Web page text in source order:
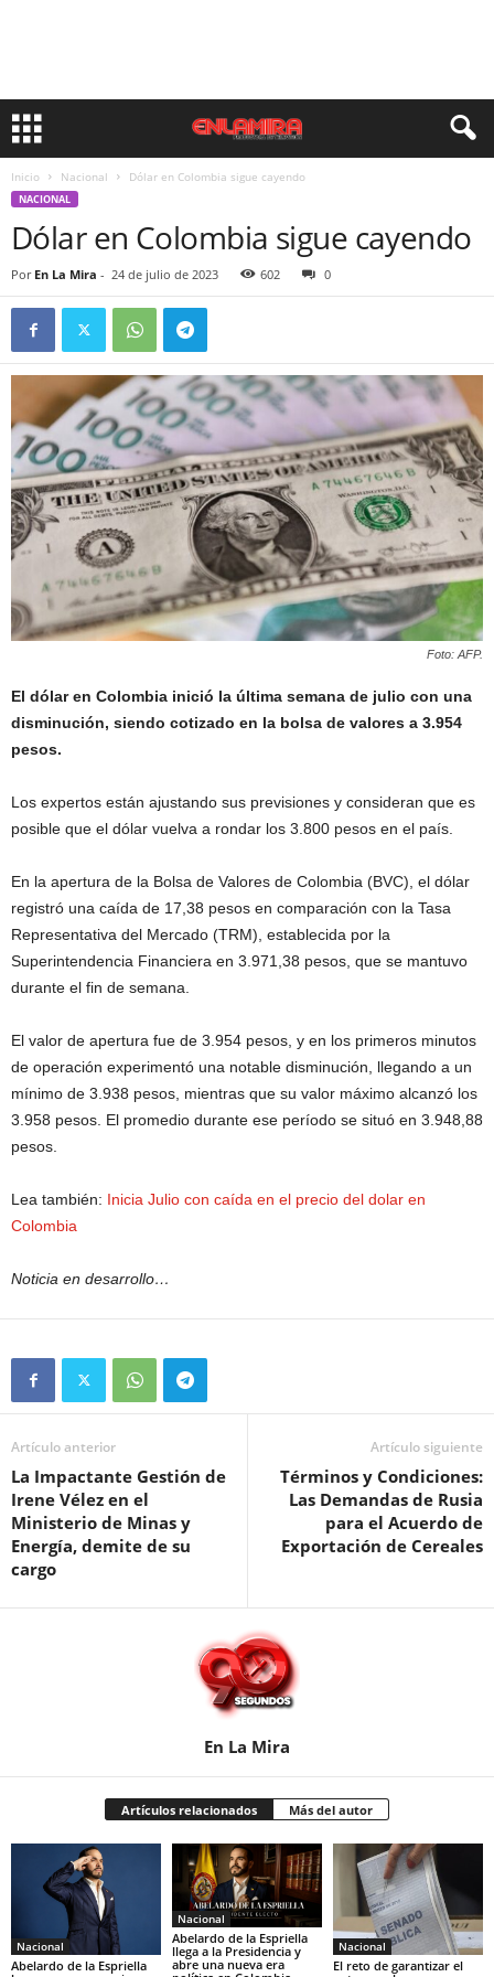
Inicio Nacional Dólar en Colombia sigue cayendo
NACIONAL
Dólar en Colombia sigue cayendo
Por En La Mira - 24 de julio de 2023 602 0
Foto: AFP.
El dólar en Colombia inició la última semana de julio con una
disminución, siendo cotizado en la bolsa de valores a 3.954
pesos.
Los expertos están ajustando sus previsiones y consideran que es
posible que el dólar vuelva a rondar los 3.800 pesos en el país.
En la apertura de la Bolsa de Valores de Colombia (BVC), el dólar
registró una caída de 17,38 pesos en comparación con la Tasa
Representativa del Mercado (TRM), establecida por la
Superintendencia Financiera en 3.971,38 pesos, que se mantuvo
durante el fin de semana.
El valor de apertura fue de 3.954 pesos, y en los primeros minutos
de operación experimentó una notable disminución, llegando a un
mínimo de 3.938 pesos, mientras que su valor máximo alcanzó los
3.958 pesos. El promedio durante ese período se situó en 3.948,88
pesos.
Lea también: Inicia Julio con caída en el precio del dolar en
Colombia
Noticia en desarrollo…
Artículo anterior
La Impactante Gestión de
Irene Vélez en el
Ministerio de Minas y
Energía, demite de su
cargo
Artículo siguiente
Términos y Condiciones:
Las Demandas de Rusia
para el Acuerdo de
Exportación de Cereales
En La Mira
Artículos relacionados Más del autor
Nacional
Abelardo de la Espriella
Nacional
Abelardo de la Espriella
llega a la Presidencia y
abre una nueva era
Nacional
El reto de garantizar el